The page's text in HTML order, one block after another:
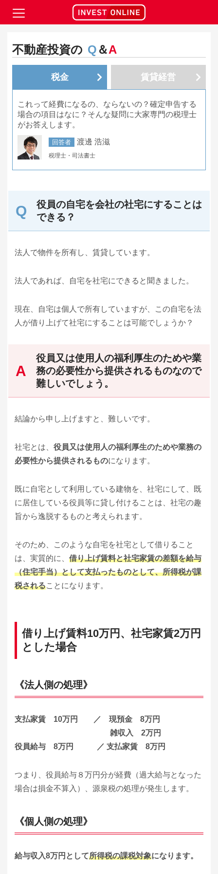
不動産投資の Q ＆A
税金 賃貸経営
これって経費になるの、ならないの？確定申告する
場合の項目はなに？そんな疑問に大家専門の税理士
がお答えします。
回答者 渡邊 浩滋
税理士・司法書士
役員の自宅を会社の社宅にすることは
できる？
法人で物件を所有し、賃貸しています。
法人であれば、自宅を社宅にできると聞きました。
現在、自宅は個人で所有していますが、この自宅を法
人が借り上げて社宅にすることは可能でしょうか？
役員又は使用人の福利厚生のためや業
務の必要性から提供されるものなので
難しいでしょう。
結論から申し上げますと、難しいです。
社宅とは、 役員又は使用人の福利厚生のためや業務の
必要性から提供されるものになります。
既に自宅として利用している建物を、社宅にして、既
に居住している役員等に貸し付けることは、社宅の趣
旨から逸脱するものと考えられます。
そのため、このような自宅を社宅として借りること
は、実質的に、 借り上げ賃料と社宅家賃の差額を給与
（住宅手当）として支払ったものとして、所得税が課
税されることになります。
借り上げ賃料10万円、社宅家賃2万円
とした場合
《法人側の処理》
支払家賃 10万円 ／ 現預金 8万円
雑収入 2万円
役員給与 8万円 ／ 支払家賃 8万円
つまり、役員給与８万円分が経費（過大給与となった
場合は損金不算入）、源泉税の処理が発生します。
《個人側の処理》
給与収入8万円として所得税の課税対象になります。